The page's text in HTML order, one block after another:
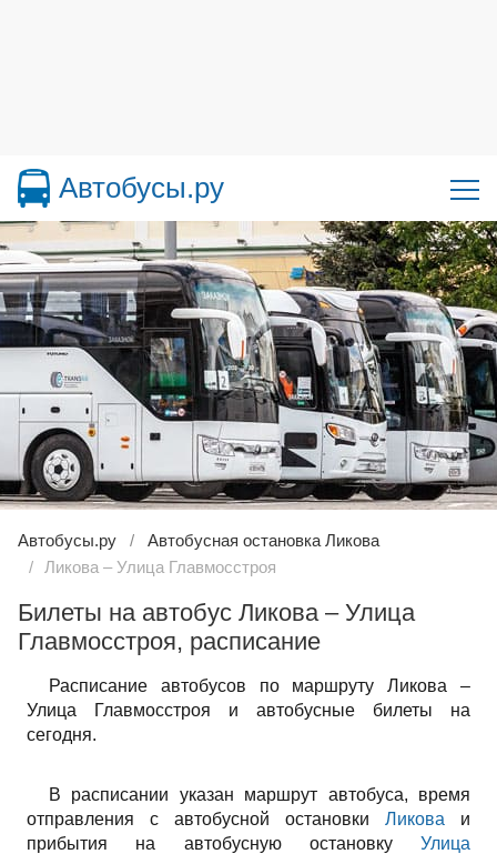
Автобусы.ру
Автобусы.ру
Автобусная остановка Ликова
Ликова – Улица Главмосстроя
Билеты на автобус Ликова – Улица
Главмосстроя, расписание
Расписание автобусов по маршруту Ликова –
Улица Главмосстроя и автобусные билеты на
сегодня.
В расписании указан маршрут автобуса, время
отправления с автобусной остановки Ликова и
прибытия на автобусную остановку Улица